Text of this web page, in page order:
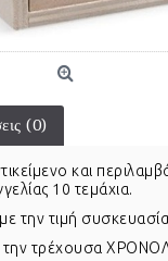
(0)
και
10 τεμάχια.
την τιμή
την τρέχουσα